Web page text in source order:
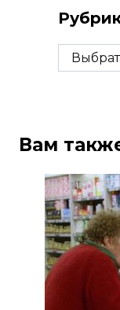
Рубрики
Вам